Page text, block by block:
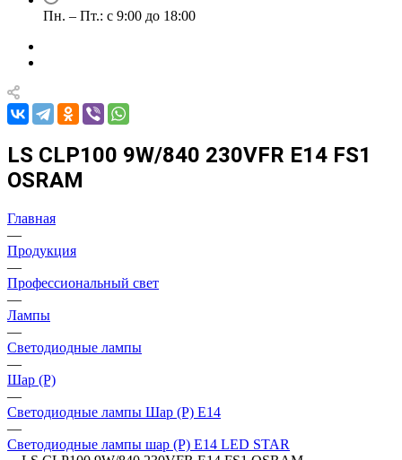
Пн. – Пт.: с 9:00 до 18:00
LS CLP100 9W/840 230VFR E14 FS1
OSRAM
Главная
—
Продукция
—
Профессиональный свет
—
Лампы
—
Светодиодные лампы
—
Шар (Р)
—
Светодиодные лампы Шар (P) Е14
—
Светодиодные лампы шар (P) E14 LED STAR